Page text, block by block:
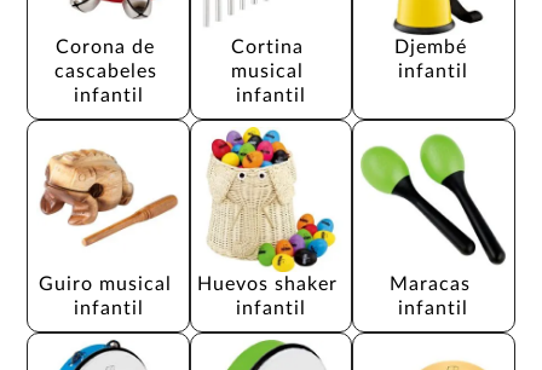
Corona de
cascabeles
infantil
Cortina
musical
infantil
Djembé
infantil
Guiro musical
infantil
Huevos shaker
infantil
Maracas
infantil